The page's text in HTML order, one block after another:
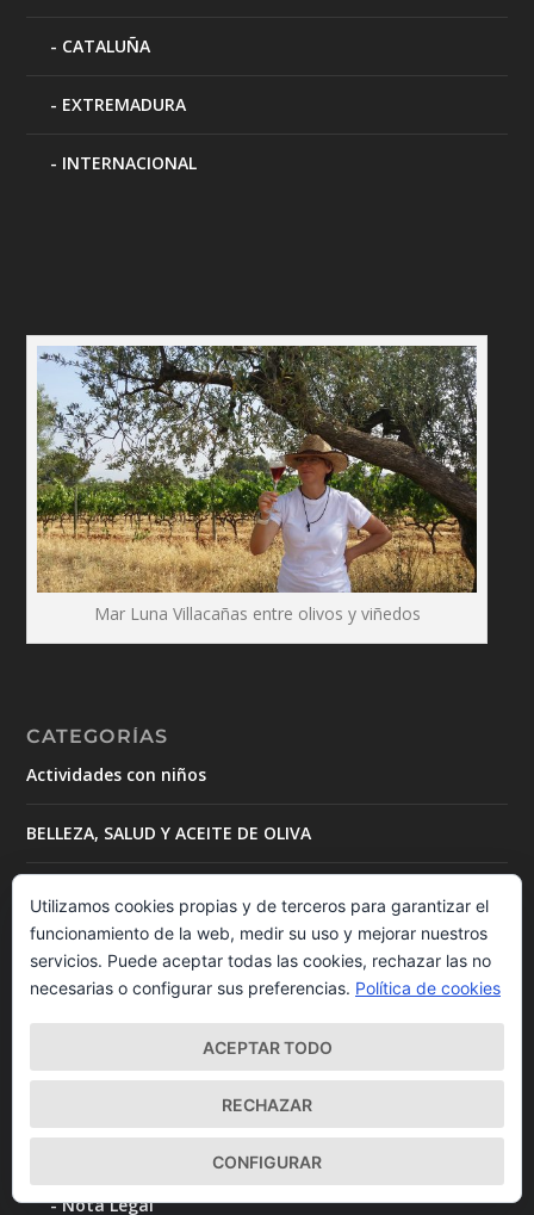
CATALUÑA
EXTREMADURA
INTERNACIONAL
Mar Luna Villacañas entre olivos y viñedos
CATEGORÍAS
Actividades con niños
BELLEZA, SALUD Y ACEITE DE OLIVA
olivo
DESTACAMOS
Conocer el aceite de oliva
Nota Legal
Utilizamos cookies propias y de terceros para garantizar el
funcionamiento de la web, medir su uso y mejorar nuestros
servicios. Puede aceptar todas las cookies, rechazar las no
necesarias o configurar sus preferencias. Política de cookies
ACEPTAR TODO
RECHAZAR
CONFIGURAR